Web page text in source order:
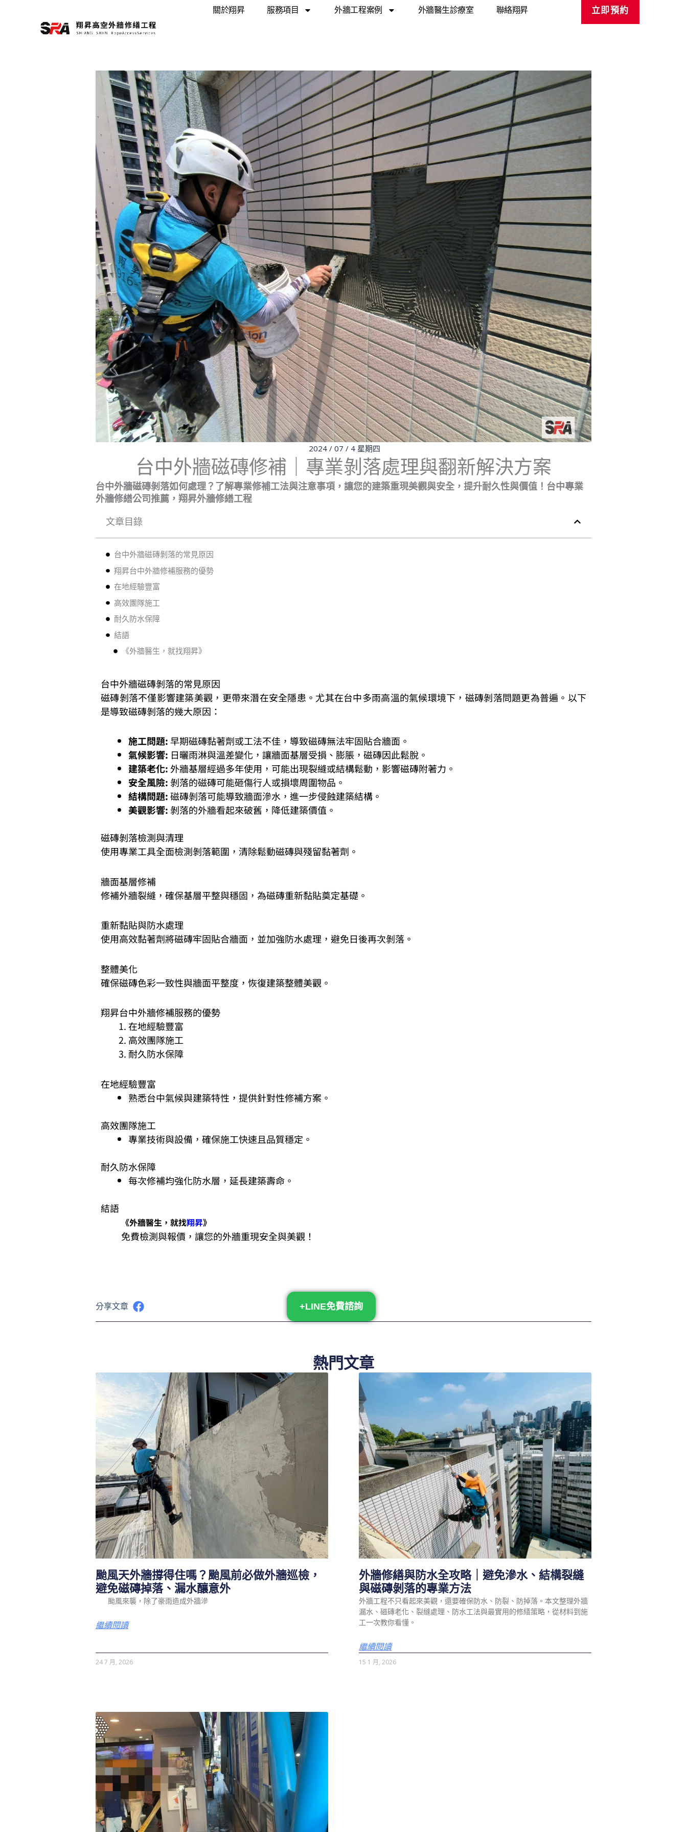
關於翔昇 服務項目 外牆工程案例 外牆醫生診療室 聯絡翔昇 立即預約
2024 / 07 / 4 星期四
台中外牆磁磚修補｜專業剝落處理與翻新解決方案
台中外牆磁磚剝落如何處理？了解專業修補工法與注意事項，讓您的建築重現美觀與安全，提升耐久性與價值！台中專業
外牆修繕公司推薦，翔昇外牆修繕工程
文章目錄
台中外牆磁磚剝落的常見原因
翔昇台中外牆修補服務的優勢
在地經驗豐富
高效團隊施工
耐久防水保障
結語
《外牆醫生，就找翔昇》
台中外牆磁磚剝落的常見原因
磁磚剝落不僅影響建築美觀，更帶來潛在安全隱患。尤其在台中多雨高溫的氣候環境下，磁磚剝落問題更為普遍。以下
是導致磁磚剝落的幾大原因：
施工問題:早期磁磚黏著劑或工法不佳，導致磁磚無法牢固貼合牆面。
氣候影響: 日曬雨淋與溫差變化，讓牆面基層受損、膨脹，磁磚因此鬆脫。
建築老化: 外牆基層經過多年使用，可能出現裂縫或結構鬆動，影響磁磚附著力。
安全風險:剝落的磁磚可能砸傷行人或損壞周圍物品。
結構問題:磁磚剝落可能導致牆面滲水，進一步侵蝕建築結構。
美觀影響:剝落的外牆看起來破舊，降低建築價值。
磁磚剝落檢測與清理
使用專業工具全面檢測剝落範圍，清除鬆動磁磚與殘留黏著劑。
牆面基層修補
修補外牆裂縫，確保基層平整與穩固，為磁磚重新黏貼奠定基礎。
重新黏貼與防水處理
使用高效黏著劑將磁磚牢固貼合牆面，並加強防水處理，避免日後再次剝落。
整體美化
確保磁磚色彩一致性與牆面平整度，恢復建築整體美觀。
翔昇台中外牆修補服務的優勢
在地經驗豐富
高效團隊施工
耐久防水保障
在地經驗豐富
熟悉台中氣候與建築特性，提供針對性修補方案。
高效團隊施工
專業技術與設備，確保施工快速且品質穩定。
耐久防水保障
每次修補均強化防水層，延長建築壽命。
結語
《外牆醫生，就找翔昇》
免費檢測與報價，讓您的外牆重現安全與美觀！
分享文章 +LINE免費諮詢
熱門文章
颱風天外牆撐得住嗎？颱風前必做外牆巡檢，
避免磁磚掉落、漏水釀意外
颱風來襲，除了豪雨造成外牆滲
繼續閱讀
24 7 月, 2026
外牆修繕與防水全攻略｜避免滲水、結構裂縫
與磁磚剝落的專業方法
外牆工程不只看起來美觀，還要確保防水、防裂、防掉落。本文整理外牆
漏水、磁磚老化、裂縫處理、防水工法與最實用的修繕策略，從材料到施
工一次教你看懂。
繼續閱讀
15 1 月, 2026